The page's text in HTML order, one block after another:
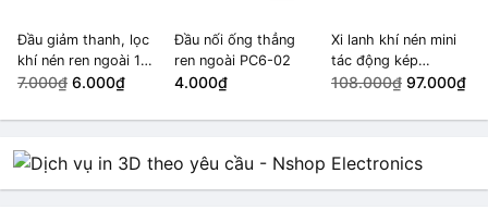
Đầu giảm thanh, lọc
khí nén ren ngoài 1/4
inch
7.000₫ 6.000₫
Đầu nối ống thẳng
ren ngoài PC6-02
4.000₫
Xi lanh khí nén mini
tác động kép
MAL16x150
108.000₫ 97.000₫